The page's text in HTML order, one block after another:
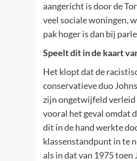
aangericht is door de
veel sociale woningen,
pak hoger is dan bij
Speelt dit in de kaart
Het klopt dat de
conservatieve duo
zijn ongetwijfeld verleid
vooral het geval omdat
dit in de hand werkte
klassenstandpunt in te
als in dat van 1975